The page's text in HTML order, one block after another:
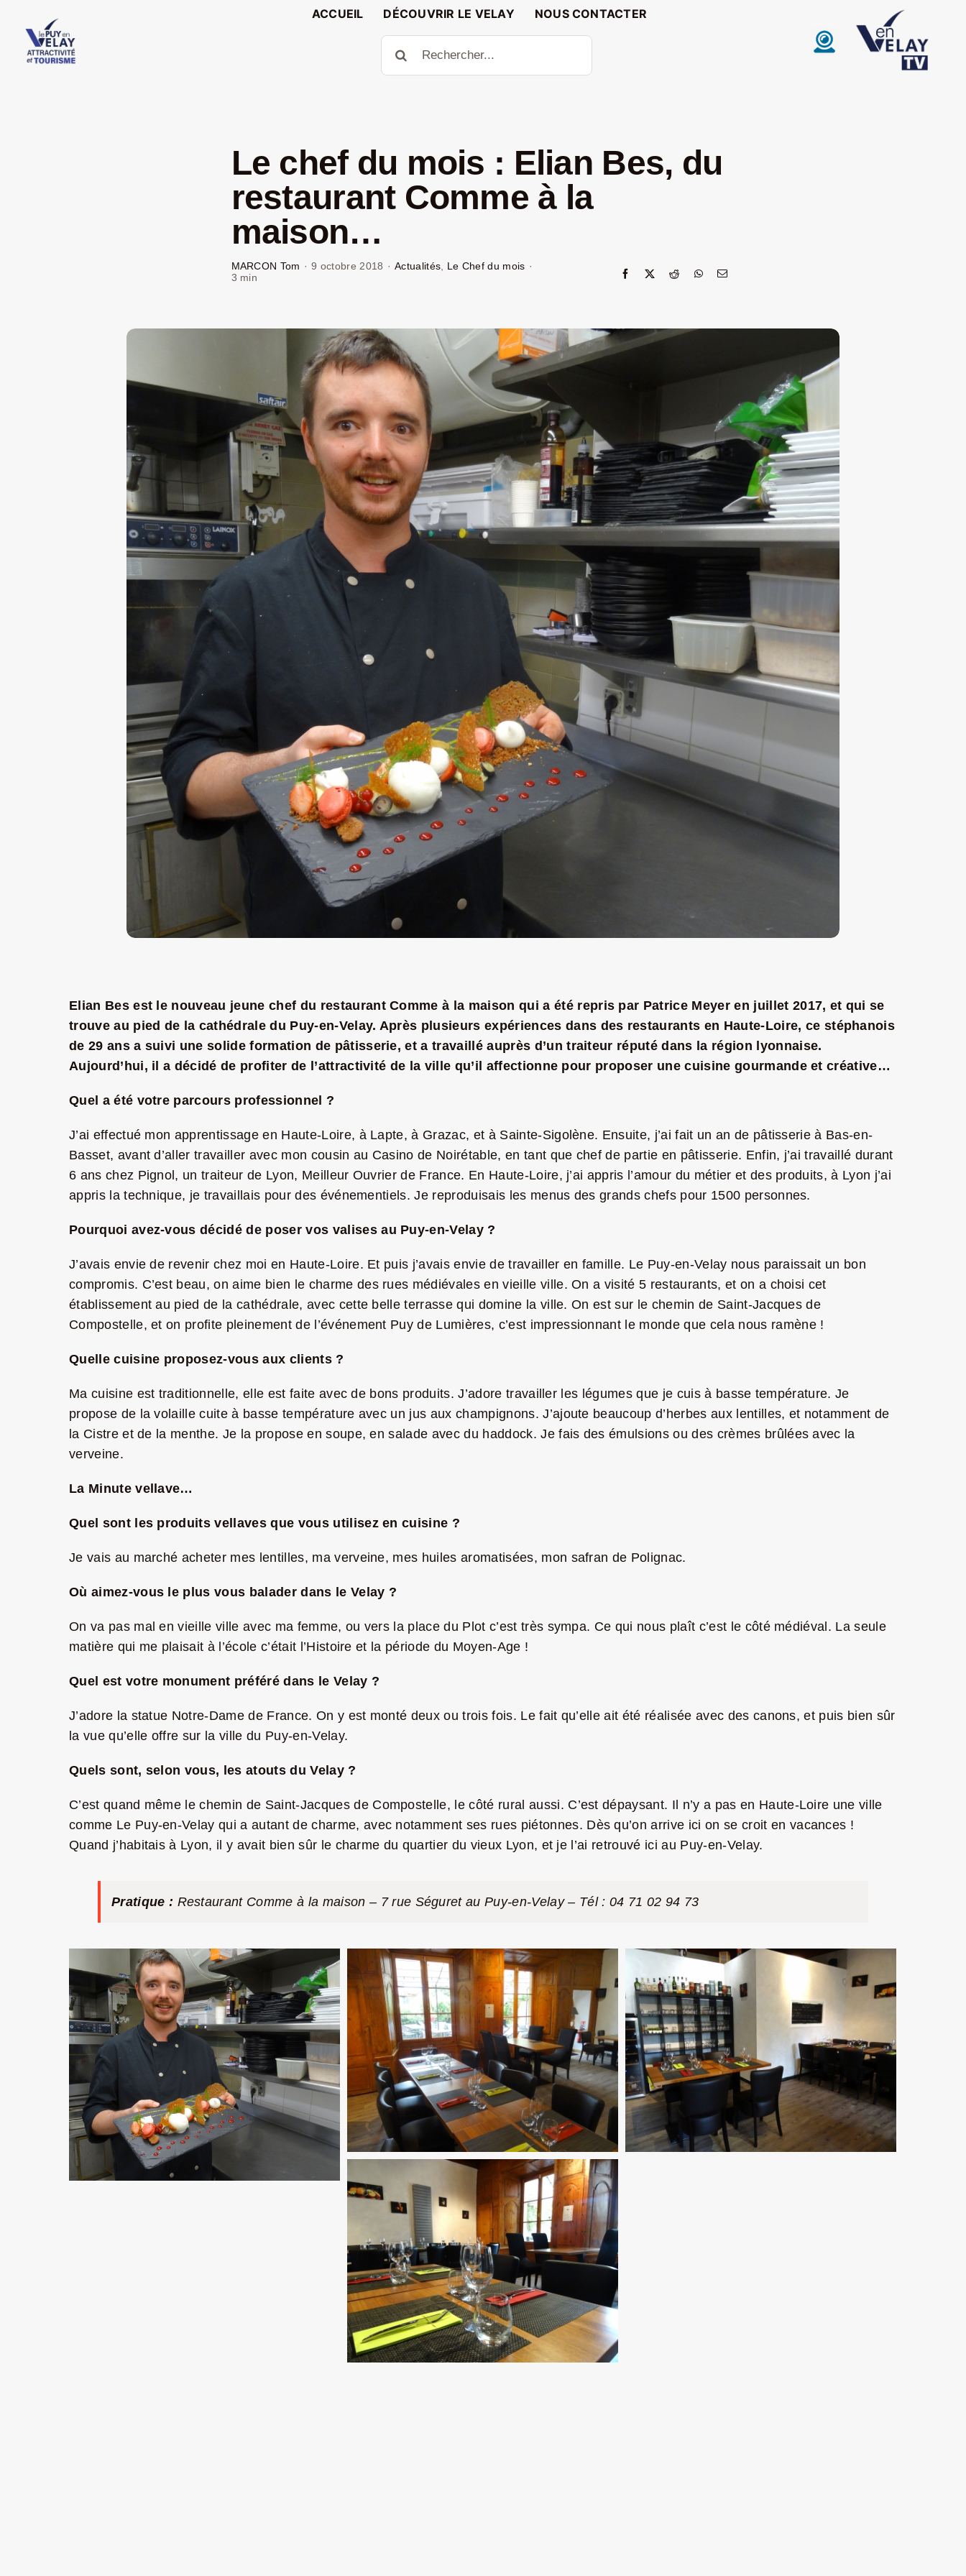
contenu
ACCUEIL DÉCOUVRIR LE VELAY
NOUS CONTACTER
Rechercher:
Le chef du mois : Elian Bes, du
restaurant Comme à la
maison…
MARCON Tom · 9 octobre 2018 · Actualités Le Chef du mois ·
3 min
Elian Bes est le nouveau jeune chef du restaurant Comme à la maison qui a été repris par Patrice Meyer en juillet 2017, et qui se
trouve au pied de la cathédrale du Puy-en-Velay. Après plusieurs expériences dans des restaurants en Haute-Loire, ce stéphanois
de 29 ans a suivi une solide formation de pâtisserie, et a travaillé auprès d’un traiteur réputé dans la région lyonnaise.
Aujourd’hui, il a décidé de profiter de l’attractivité de la ville qu’il affectionne pour proposer une cuisine gourmande et créative…
Quel a été votre parcours professionnel ?
J’ai effectué mon apprentissage en Haute-Loire, à Lapte, à Grazac, et à Sainte-Sigolène. Ensuite, j’ai fait un an de pâtisserie à Bas-en-
Basset, avant d’aller travailler avec mon cousin au Casino de Noirétable, en tant que chef de partie en pâtisserie. Enfin, j’ai travaillé durant
6 ans chez Pignol, un traiteur de Lyon, Meilleur Ouvrier de France. En Haute-Loire, j’ai appris l’amour du métier et des produits, à Lyon j’ai
appris la technique, je travaillais pour des événementiels. Je reproduisais les menus des grands chefs pour 1500 personnes.
Pourquoi avez-vous décidé de poser vos valises au Puy-en-Velay ?
J’avais envie de revenir chez moi en Haute-Loire. Et puis j’avais envie de travailler en famille. Le Puy-en-Velay nous paraissait un bon
compromis. C’est beau, on aime bien le charme des rues médiévales en vieille ville. On a visité 5 restaurants, et on a choisi cet
établissement au pied de la cathédrale, avec cette belle terrasse qui domine la ville. On est sur le chemin de Saint-Jacques de
Compostelle, et on profite pleinement de l’événement Puy de Lumières, c’est impressionnant le monde que cela nous ramène !
Quelle cuisine proposez-vous aux clients ?
Ma cuisine est traditionnelle, elle est faite avec de bons produits. J’adore travailler les légumes que je cuis à basse température. Je
propose de la volaille cuite à basse température avec un jus aux champignons. J’ajoute beaucoup d’herbes aux lentilles, et notamment de
la Cistre et de la menthe. Je la propose en soupe, en salade avec du haddock. Je fais des émulsions ou des crèmes brûlées avec la
verveine.
La Minute vellave…
Quel sont les produits vellaves que vous utilisez en cuisine ?
Je vais au marché acheter mes lentilles, ma verveine, mes huiles aromatisées, mon safran de Polignac.
Où aimez-vous le plus vous balader dans le Velay ?
On va pas mal en vieille ville avec ma femme, ou vers la place du Plot c’est très sympa. Ce qui nous plaît c’est le côté médiéval. La seule
matière qui me plaisait à l’école c’était l’Histoire et la période du Moyen-Age !
Quel est votre monument préféré dans le Velay ?
J’adore la statue Notre-Dame de France. On y est monté deux ou trois fois. Le fait qu’elle ait été réalisée avec des canons, et puis bien sûr
la vue qu’elle offre sur la ville du Puy-en-Velay.
Quels sont, selon vous, les atouts du Velay ?
C’est quand même le chemin de Saint-Jacques de Compostelle, le côté rural aussi. C’est dépaysant. Il n’y a pas en Haute-Loire une ville
comme Le Puy-en-Velay qui a autant de charme, avec notamment ses rues piétonnes. Dès qu’on arrive ici on se croit en vacances !
Quand j’habitais à Lyon, il y avait bien sûr le charme du quartier du vieux Lyon, et je l’ai retrouvé ici au Puy-en-Velay.
Pratique : Restaurant Comme à la maison – 7 rue Séguret au Puy-en-Velay – Tél : 04 71 02 94 73